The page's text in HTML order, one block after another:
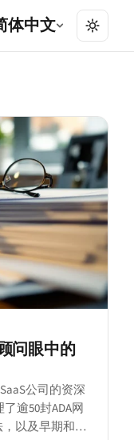
体中文
问眼中的
公司的资深
逾50封ADA网
以及早期和解